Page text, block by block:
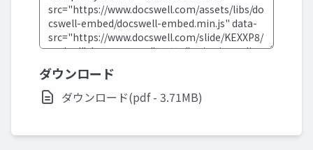
ダウンロード
ダウンロード(pdf - 3.71MB)